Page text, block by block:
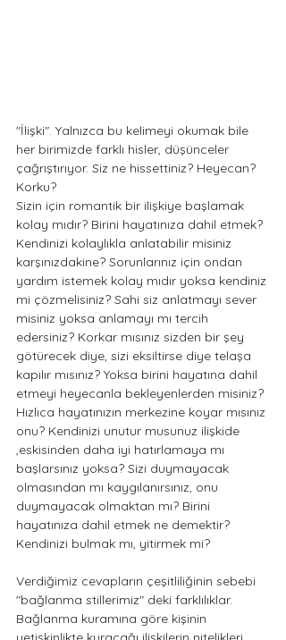
"İlişki". Yalnızca bu kelimeyi okumak bile
her birimizde farklı hisler, düşünceler
çağrıştırıyor. Siz ne hissettiniz? Heyecan?
Korku?
Sizin için romantik bir ilişkiye başlamak
kolay mıdır? Birini hayatınıza dahil etmek?
Kendinizi kolaylıkla anlatabilir misiniz
karşınızdakine? Sorunlarınız için ondan
yardım istemek kolay mıdır yoksa kendiniz
mi çözmelisiniz? Sahi siz anlatmayı sever
misiniz yoksa anlamayı mı tercih
edersiniz? Korkar mısınız sizden bir şey
götürecek diye, sizi eksiltirse diye telaşa
kapılır mısınız? Yoksa birini hayatına dahil
etmeyi heyecanla bekleyenlerden misiniz?
Hızlıca hayatınızın merkezine koyar mısınız
onu? Kendinizi unutur musunuz ilişkide
,eskisinden daha iyi hatırlamaya mı
başlarsınız yoksa? Sizi duymayacak
olmasından mı kaygılanırsınız, onu
duymayacak olmaktan mı? Birini
hayatınıza dahil etmek ne demektir?
Kendinizi bulmak mı, yitirmek mi?
Verdiğimiz cevapların çeşitliliğinin sebebi
"bağlanma stillerimiz" deki farklılıklar.
Bağlanma kuramına göre kişinin